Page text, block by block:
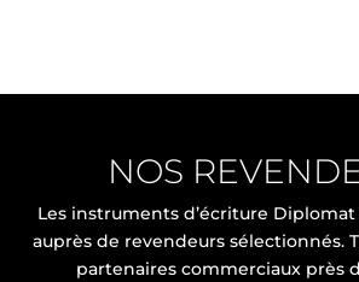
NOS
Les instruments d’écriture
auprès de revendeurs sélectionnés.
partenaires commerciaux près